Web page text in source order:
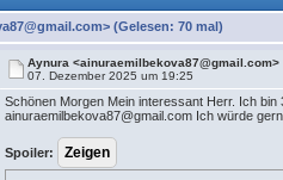
(Gelesen: 70 mal)
Aynura <ainuraemilbekova87@gmail.com>
07. Dezember 2025 um 19:25
Schönen Morgen Mein interessant Herr. Ich
ainuraemilbekova87@gmail.com Ich würde
Spoiler: